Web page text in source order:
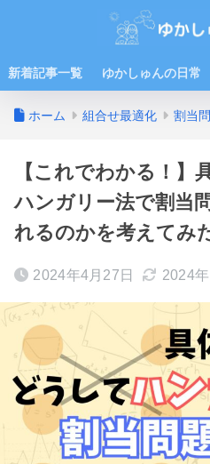
新着記事一覧 ゆかしゅんの日常
ホーム 組合せ最適化 割当
【これでわかる！】
ハンガリー法で割当
れるのかを考えてみ
2024年4月27日 2024